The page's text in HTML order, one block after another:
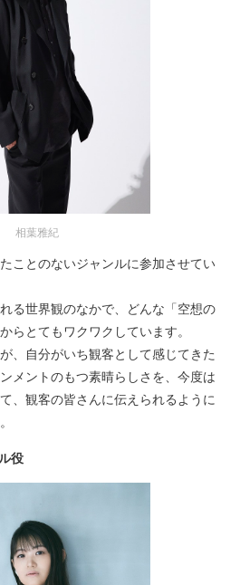
相葉雅紀
ことのないジャンルに参加させてい
る世界観のなかで、どんな「空想の
らとてもワクワクしています。
、自分がいち観客として感じてきた
メントのもつ素晴らしさを、今度は
、観客の皆さんに伝えられるように
役